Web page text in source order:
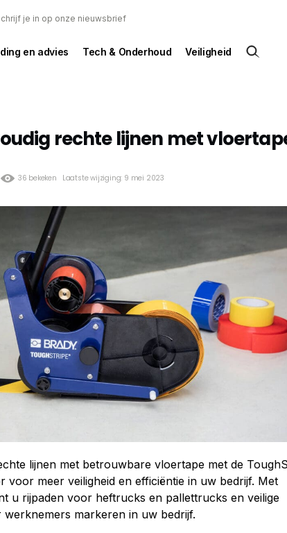
je in op onze nieuwsbrief
en advies Tech & Onderhoud Veiligheid
rechte lijnen met
36 bekeken Laatste wijziging: 9 mei 2023
lijnen met betrouwbare vloertape met de
voor meer veiligheid en efficiëntie in uw bedrijf. Met
u rijpaden voor heftrucks en pallettrucks en veilige
werknemers markeren in uw bedrijf.